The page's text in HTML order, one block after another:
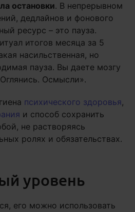
остановки. В непрерывном
дедлайнов и фонового
ресурс – это пауза.
итогов месяца за 5
насильственная, но
пауза. Вы даете мозгу
Осмысли».
психического здоровья,
и способ сохранить
не растворяясь
ролях и обязательствах.
уровень
его можно использовать